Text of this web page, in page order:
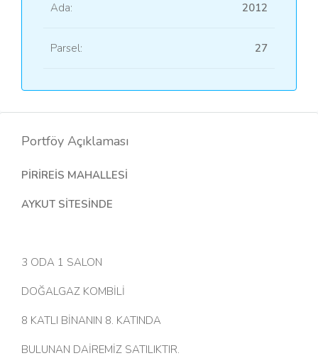
Ada: 2012
Parsel: 27
Portföy Açıklaması
PİRİREİS MAHALLESİ
AYKUT SİTESİNDE
3 ODA 1 SALON
DOĞALGAZ KOMBİLİ
8 KATLI BİNANIN 8. KATINDA
BULUNAN DAİREMİZ SATILIKTIR.